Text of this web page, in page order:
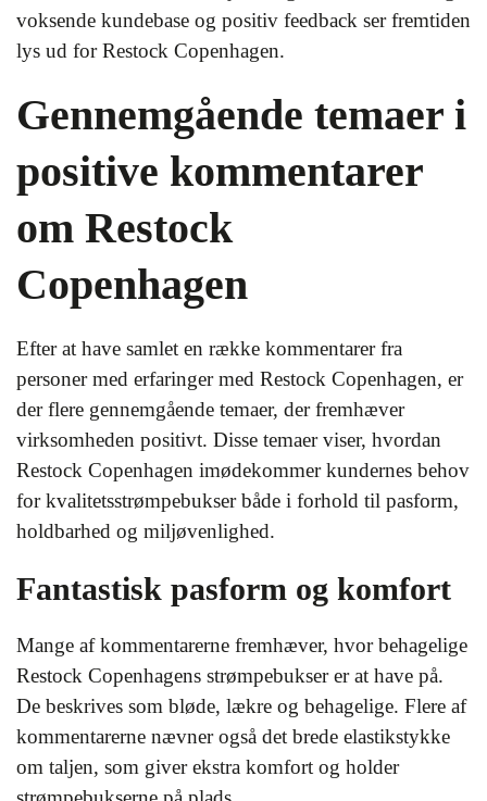
voksende kundebase og positiv feedback ser fremtiden
lys ud for Restock Copenhagen.
Gennemgående temaer i
positive kommentarer
om Restock
Copenhagen
Efter at have samlet en række kommentarer fra
personer med erfaringer med Restock Copenhagen, er
der flere gennemgående temaer, der fremhæver
virksomheden positivt. Disse temaer viser, hvordan
Restock Copenhagen imødekommer kundernes behov
for kvalitetsstrømpebukser både i forhold til pasform,
holdbarhed og miljøvenlighed.
Fantastisk pasform og komfort
Mange af kommentarerne fremhæver, hvor behagelige
Restock Copenhagens strømpebukser er at have på.
De beskrives som bløde, lækre og behagelige. Flere af
kommentarerne nævner også det brede elastikstykke
om taljen, som giver ekstra komfort og holder